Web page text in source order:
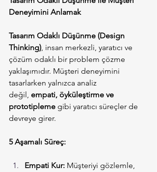
Deneyimini Anlamak
Tasarım Odaklı Düşünme (Design
Thinking), insan merkezli, yaratıcı ve
çözüm odaklı bir problem çözme
yaklaşımıdır. Müşteri deneyimini
tasarlarken yalnızca analiz
değil, empati, öyküleştirme ve
prototipleme gibi yaratıcı süreçler de
devreye girer.
5 Aşamalı Süreç:
Empati Kur: Müşteriyi gözlemle,